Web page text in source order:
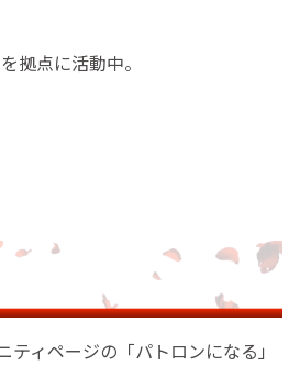
拠点に活動中。
ティページの「パトロンになる」